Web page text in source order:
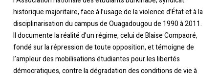
historique majoritaire, face à l’usage de la violence d’État et à la
disciplinarisation du campus de Ouagadougou de 1990 à 2011.
Il documente la réalité d’un régime, celui de Blaise Compaoré,
fondé sur la répression de toute opposition, et témoigne de
l’ampleur des mobilisations étudiantes pour les libertés
démocratiques, contre la dégradation des conditions de vie à